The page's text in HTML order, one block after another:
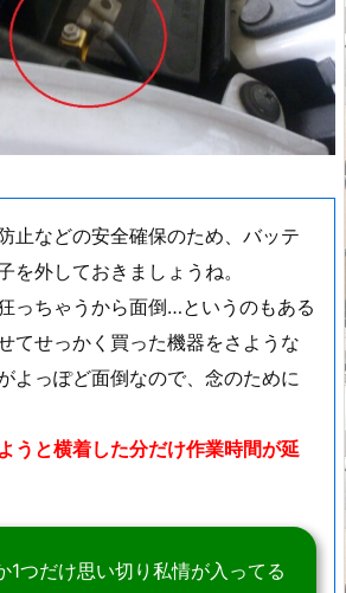
止などの安全確保のため、バッテ
を外しておきましょうね。
っちゃうから面倒…というのもある
てせっかく買った機器をさような
よっぽど面倒なので、念のために
うと横着した分だけ作業時間が延
1つだけ思い切り私情が入ってる